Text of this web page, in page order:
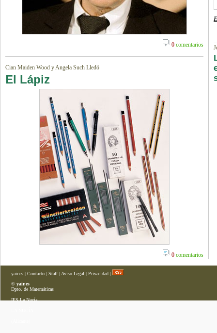
0 comentarios
Cian Maiden Wood y Angela Such Lledó
El Lápiz
0 comentarios
yair.es | Contacto | Staff| Aviso Legal | Privacidad |
© yair.es
Dpto. de Matemáticas
IES La Nucía